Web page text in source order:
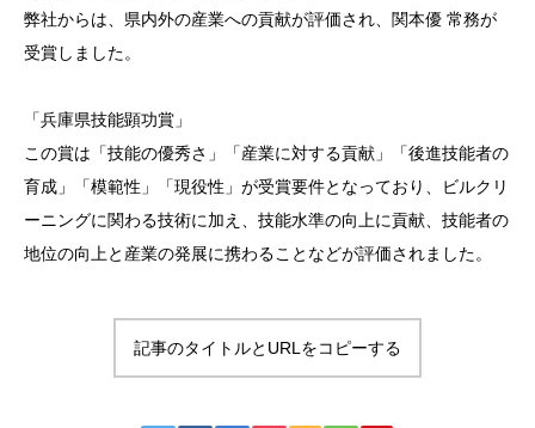
弊社からは、県内外の産業への貢献が評価され、関本優 常務が
受賞しました。
「兵庫県技能顕功賞」
この賞は「技能の優秀さ」「産業に対する貢献」「後進技能者の
育成」「模範性」「現役性」が受賞要件となっており、ビルクリ
ーニングに関わる技術に加え、技能水準の向上に貢献、技能者の
地位の向上と産業の発展に携わることなどが評価されました。
記事のタイトルとURLをコピーする